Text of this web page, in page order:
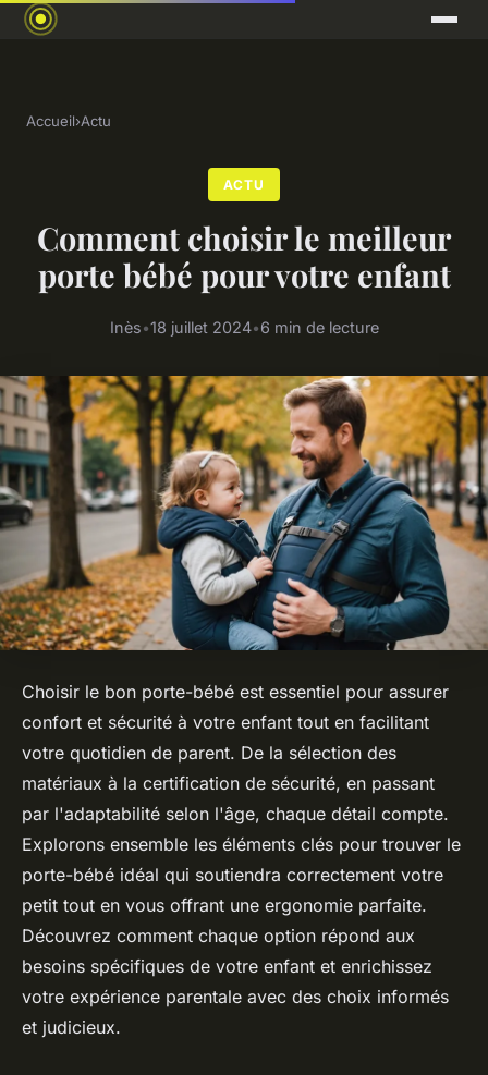
Accueil›Actu
ACTU
Comment choisir le meilleur
porte bébé pour votre enfant
Inès•18 juillet 2024•6 min de lecture
Choisir le bon porte-bébé est essentiel pour assurer
confort et sécurité à votre enfant tout en facilitant
votre quotidien de parent. De la sélection des
matériaux à la certification de sécurité, en passant
par l'adaptabilité selon l'âge, chaque détail compte.
Explorons ensemble les éléments clés pour trouver le
porte-bébé idéal qui soutiendra correctement votre
petit tout en vous offrant une ergonomie parfaite.
Découvrez comment chaque option répond aux
besoins spécifiques de votre enfant et enrichissez
votre expérience parentale avec des choix informés
et judicieux.